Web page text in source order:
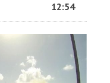
12:54